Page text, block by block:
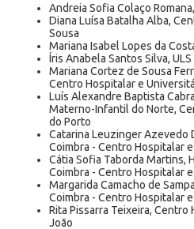
Andreia Sofia Colaço
Diana Luísa Batalha Alba,
Sousa
Mariana Isabel Lopes da
Íris Anabela Santos Silva, ULS
Mariana Cortez de Sousa
Centro Hospitalar e
Luís Alexandre Baptista
Materno-Infantil do Norte,
do Porto
Catarina Leuzinger Azevedo
Coimbra - Centro Hospitalar
Cátia Sofia Taborda Martins,
Coimbra - Centro Hospitalar
Margarida Camacho de
Coimbra - Centro Hospitalar
Rita Pissarra Teixeira,
João